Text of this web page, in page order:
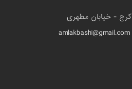
کرج - خیابان مطهری
amlakbashi@gmail.com